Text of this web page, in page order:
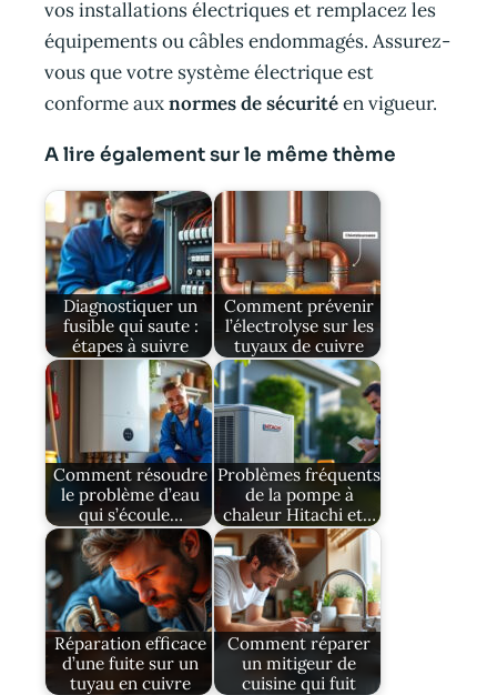
vos installations électriques et remplacez les
équipements ou câbles endommagés. Assurez-
vous que votre système électrique est
conforme auxnormes de sécuritéen vigueur.
A lire également sur le même thème
Diagnostiquer un
fusible qui saute :
étapes à suivre
Comment prévenir
l’électrolyse sur les
tuyaux de cuivre
Comment résoudre
le problème d’eau
qui s’écoule…
Problèmes fréquents
de la pompe à
chaleur Hitachi et…
Réparation efficace
d’une fuite sur un
tuyau en cuivre
Comment réparer
un mitigeur de
cuisine qui fuit